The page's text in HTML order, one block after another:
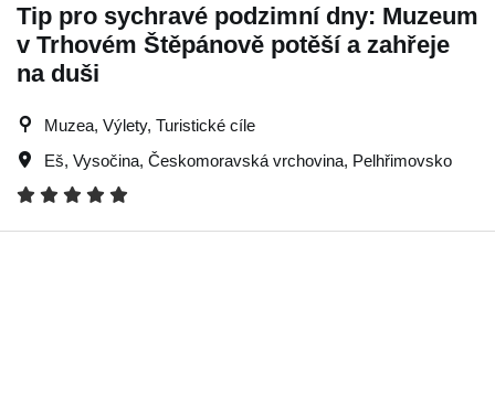
Tip pro sychravé podzimní dny: Muzeum
v Trhovém Štěpánově potěší a zahřeje
na duši
Muzea, Výlety, Turistické cíle
Eš, Vysočina, Českomoravská vrchovina, Pelhřimovsko